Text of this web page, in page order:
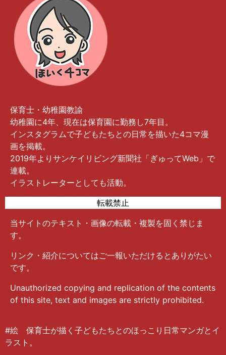
保育士・幼稚園教諭
幼稚園に4年、現在は保育園に勤務し7年目。
インスタグラムで子どもたちとの日常を描いた4コマ漫
画を掲載。
2019年よりサンケイリビング新聞社「ぎゅってWeb」で
連載。
イラストレーターとしても活動。
転載禁止
当サイトのテキスト・画像の転載・複製を固く禁じま
す。
リンク・紹介についてはご一報いただけるとありがたい
です。
Unauthorized copying and replication of the contents
of this site, text and images are strictly prohibited.
#絵 保育士が描く子どもたちとのほっこり日常マンガとイ
ラスト。